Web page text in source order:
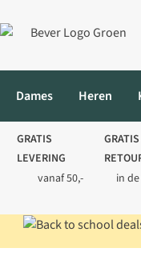
Dames Heren
GRATIS
LEVERING
vanaf 50,-
GRATIS
in